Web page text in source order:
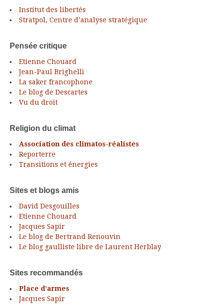
Institut des libertés
Stratpol, Centre d’analyse stratégique
Pensée critique
Etienne Chouard
Jean-Paul Brighelli
La saker francophone
Le blog de Descartes
Vu du droit
Religion du climat
Association des climatos-réalistes
Reporterre
Transitions et énergies
Sites et blogs amis
David Desgouilles
Etienne Chouard
Jacques Sapir
Le blog de Bertrand Renouvin
Le blog gaulliste libre de Laurent Herblay
Sites recommandés
Place d’armes
Jacques Sapir